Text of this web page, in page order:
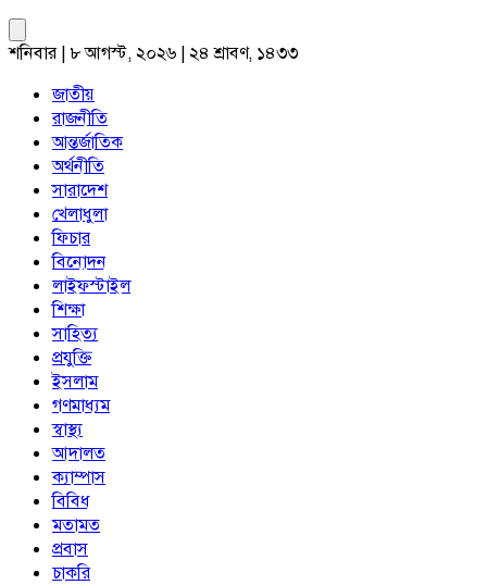
শনিবার | ৮ আগস্ট, ২০২৬ | ২৪ শ্রাবণ, ১৪৩৩
জাতীয়
রাজনীতি
আন্তর্জাতিক
অর্থনীতি
সারাদেশ
খেলাধুলা
ফিচার
বিনোদন
লাইফস্টাইল
শিক্ষা
সাহিত্য
প্রযুক্তি
ইসলাম
গণমাধ্যম
স্বাস্থ্য
আদালত
ক্যাম্পাস
বিবিধ
মতামত
প্রবাস
চাকরি